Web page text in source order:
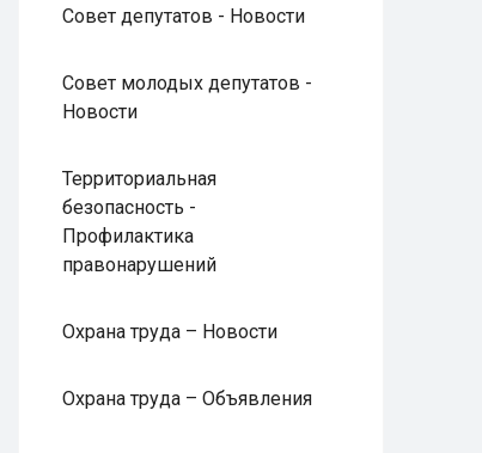
Совет депутатов - Новости
Совет молодых депутатов -
Новости
Территориальная
безопасность -
Профилактика
правонарушений
Охрана труда – Новости
Охрана труда – Объявления